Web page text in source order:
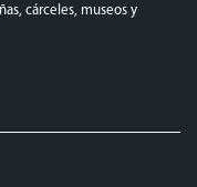
cárceles, museos y